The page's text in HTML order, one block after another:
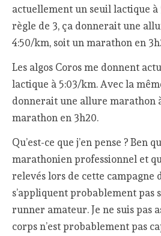
actuellement un seuil lactique à
règle de 3, ça donnerait une
4:50/km, soit un marathon en
Les algos Coros me donnent
lactique à 5:03/km. Avec la
donnerait une allure marathon
marathon en 3h20.
Qu’est-ce que j’en pense ? Ben
marathonien professionnel et
relevés lors de cette campagne
s’appliquent probablement pas
runner amateur. Je ne suis pas
corps n’est probablement pas